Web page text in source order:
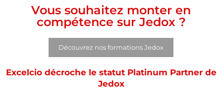
Vous souhaitez monter en
compétence sur Jedox ?
Découvrez nos formations Jedox
Excelcio décroche le statut Platinum Partner de
Jedox